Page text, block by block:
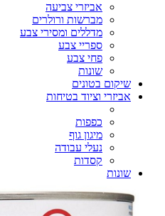
אביזרי צביעה
מברשות ורולרים
מדללים ומסירי צבע
ספריי צבע
פחי צבע
שונות
שיקום בטונים
אביזרי וציוד בטיחות
כפפות
מיגון גוף
נעלי עבודה
קסדות
שונות